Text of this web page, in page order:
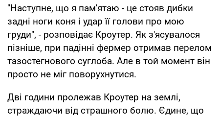
"Наступне, що я пам'ятаю - це стояв дибки
задні ноги коня і удар її голови про мою
груди", - розповідає Кроутер. Як з'ясувалося
пізніше, при падінні фермер отримав перелом
тазостегнового суглоба. Але в той момент він
просто не міг поворухнутися.
Дві години пролежав Кроутер на землі,
страждаючи від страшного болю. Єдине, що